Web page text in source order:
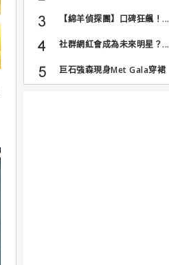
【綿羊偵探團】口碑狂飆！...
社群網紅會成為未來明星？...
巨石強森現身Met Gala穿裙
子...